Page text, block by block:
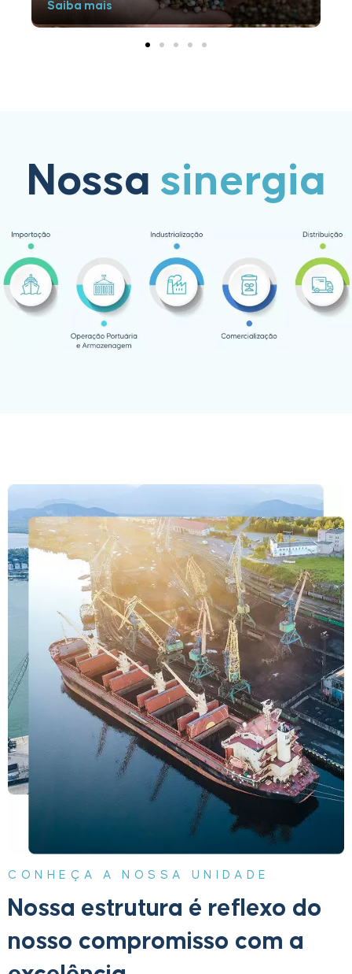
Saiba mais Saiba
Nossa sinergia
CONHEÇA A NOSSA UNIDADE
Nossa estrutura é reflexo do
nosso compromisso com a